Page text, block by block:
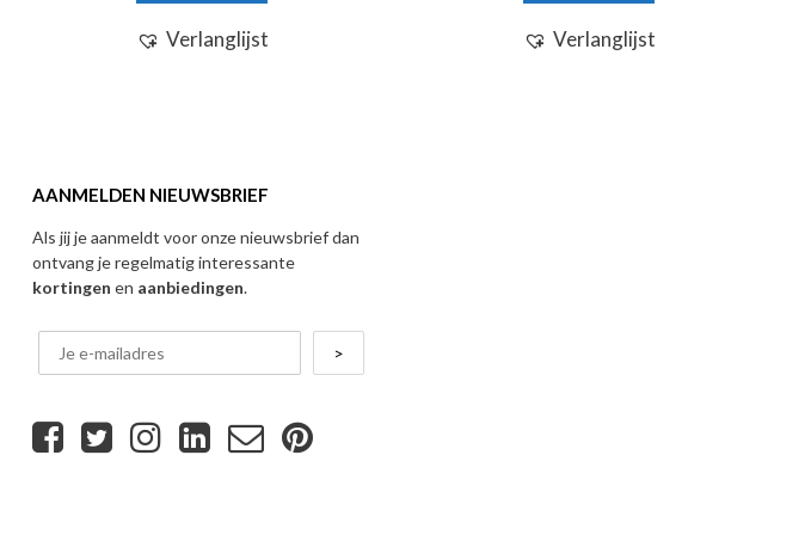
Verlanglijst Verlanglijst
AANMELDEN NIEUWSBRIEF
Als jij je aanmeldt voor onze nieuwsbrief dan
ontvang je regelmatig interessante
kortingen en aanbiedingen.